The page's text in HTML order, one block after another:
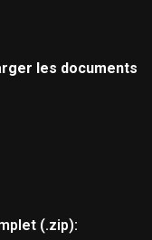
les documents
(.zip):